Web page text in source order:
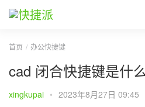
首页 办公快捷键
cad 闭合快捷键是什么
xingkupai • 2023年8月27日 09:45